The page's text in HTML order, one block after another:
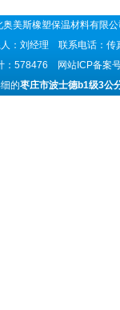
奥美斯橡塑保温材料有
：刘经理 联系电话：
：578476 网站ICP备案
的枣庄市波士德b1级3公